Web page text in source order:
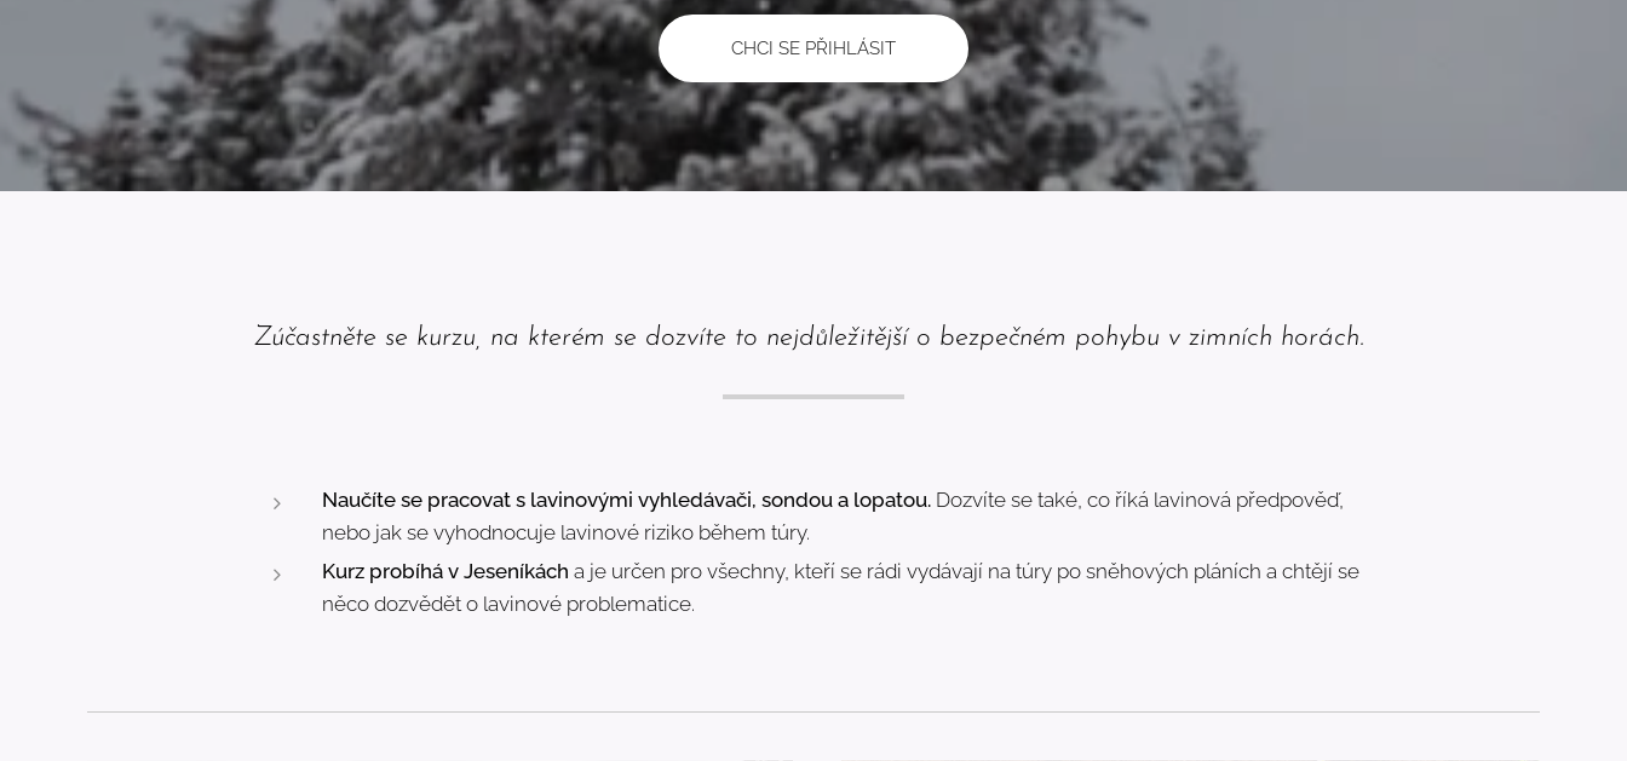
CHCI SE PŘIHLÁSIT
Zúčastněte se kurzu, na kterém se dozvíte to nejdůležitější o bezpečném pohybu v zimních horách.
Naučíte se pracovat s lavinovými vyhledávači, sondou a lopatou.Dozvíte se také, co říká lavinová předpověď,
nebo jak se vyhodnocuje lavinové riziko během túry.
Kurz probíhá v Jeseníkách a je určen pro všechny, kteří se rádi vydávají na túry po sněhových pláních a chtějí se
něco dozvědět o lavinové problematice.